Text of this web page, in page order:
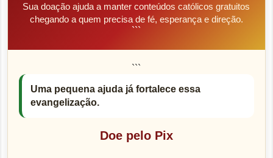
Sua doação ajuda a manter conteúdos católicos gratuitos
chegando a quem precisa de fé, esperança e direção.
```
```
Uma pequena ajuda já fortalece essa
evangelização.
Doe pelo Pix